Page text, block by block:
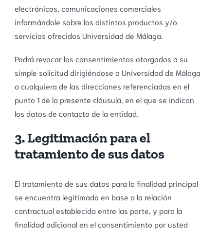
electrónicos, comunicaciones comerciales
informándole sobre los distintos productos y/o
servicios ofrecidos Universidad de Málaga.
Podrá revocar los consentimientos otorgados a su
simple solicitud dirigiéndose a Universidad de Málaga
a cualquiera de las direcciones referenciadas en el
punto 1 de la presente cláusula, en el que se indican
los datos de contacto de la entidad.
3. Legitimación para el
tratamiento de sus datos
El tratamiento de sus datos para la finalidad principal
se encuentra legitimado en base a la relación
contractual establecida entre las parte, y para la
finalidad adicional en el consentimiento por usted